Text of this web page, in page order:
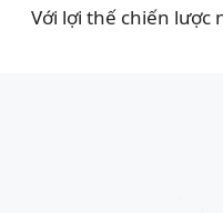
Với lợi thế chiến lược